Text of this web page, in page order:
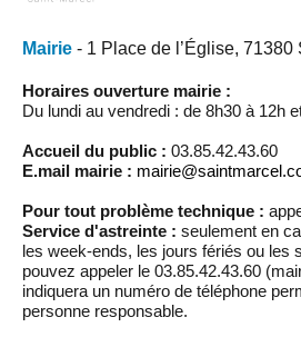
Mairie - 1 Place de l’Église, 71380
Horaires ouverture mairie :
Du lundi au vendredi : de 8h30 à 12h
Accueil du public : 03.85.42.43.60
E.mail mairie :
Pour tout problème technique :
Service d'astreinte : seulement en
les week-ends, les jours fériés ou les
pouvez appeler le 03.85.42.43.60
indiquera un numéro de téléphone
personne responsable.